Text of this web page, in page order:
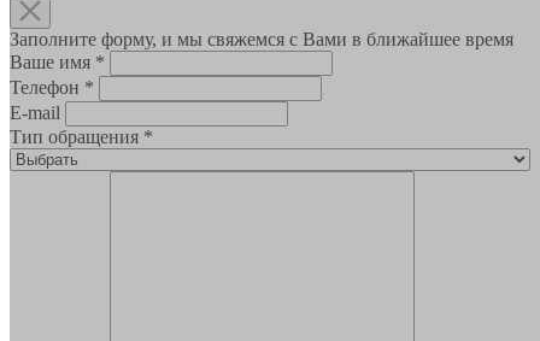
Заполните форму, и мы свяжемся с Вами в ближайшее время
Ваше имя *
Телефон *
E-mail
Тип обращения *